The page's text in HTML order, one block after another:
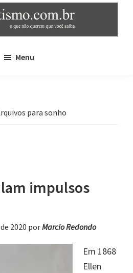
Menu
para sonho
impulsos
2020 porMarcio Redondo
Em 1868
Ellen